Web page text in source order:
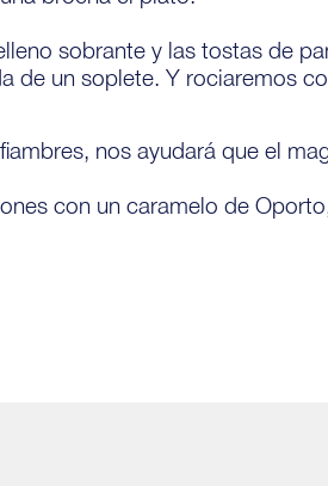
sobrante y las tostas de
de un soplete. Y rociaremos
nos ayudará que el
con un caramelo de